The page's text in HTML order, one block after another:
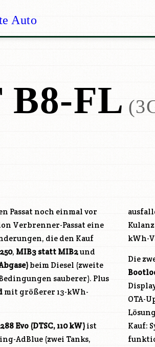
Auto
B8-FL
Passat noch einmal vor
Verbrenner-Passat eine
die den Kauf
, MIB3 statt MIB2und
beim Diesel (zweite
sauberer). Plus
mit größerer 13-kWh-
Evo (DTSC, 110 kW) ist
AdBlue (zwei Tanks,
kWh-
Die
OTA-
Kauf: